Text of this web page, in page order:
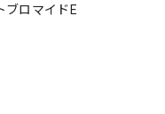
ブロマイドE